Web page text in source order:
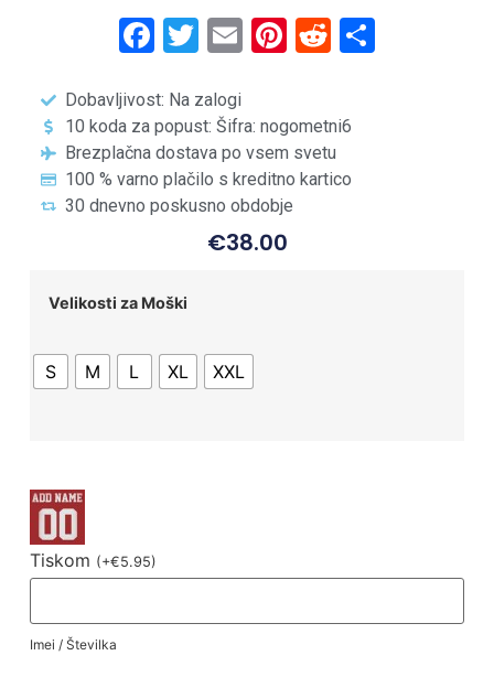
Facebook
Twitter
EmailPinterest
Reddit
Dobavljivost: Na zalogi
10 koda za popust: Šifra: nogometni6
Brezplačna dostava po vsem svetu
100 % varno plačilo s kreditno kartico
30 dnevno poskusno obdobje
€38.00
Velikosti za Moški
S M L XL XXL
Tiskom (+€5.95)
Imei / Številka